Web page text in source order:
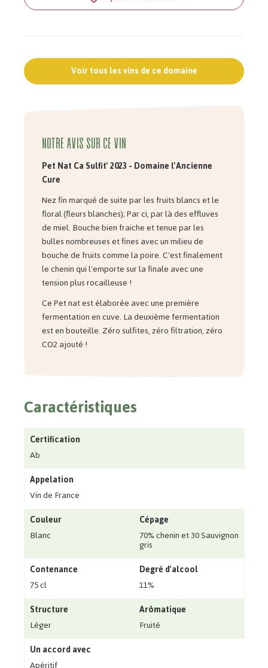
Voir tous les vins de ce domaine
Notre avis sur ce vin
Pet Nat Ca Sulfit' 2023 - Domaine l'Ancienne
Cure
Nez fin marqué de suite par les fruits blancs et le
floral (fleurs blanches); Par ci, par là des effluves
de miel. Bouche bien fraiche et tenue par les
bulles nombreuses et fines avec un milieu de
bouche de fruits comme la poire. C'est finalement
le chenin qui l'emporte sur la finale avec une
tension plus rocailleuse !
Ce Pet nat est élaborée avec une première
fermentation en cuve. La deuxième fermentation
est en bouteille. Zéro sulfites, zéro filtration, zéro
CO2 ajouté !
Caractéristiques
Certification
Ab
Appelation
Vin de France
Couleur
Blanc
Cépage
70% chenin et 30 Sauvignon
gris
Contenance
75 cl
Degré d'alcool
11%
Structure
Léger
Arômatique
Fruité
Un accord avec